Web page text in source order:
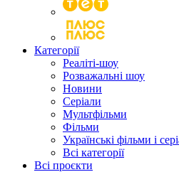
Категорії
Реаліті-шоу
Розважальні шоу
Новини
Серіали
Мультфільми
Фільми
Українські фільми і
Всі категорії
Всі проєкти